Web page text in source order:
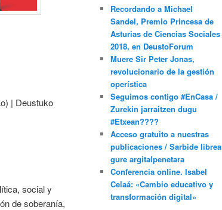
| Deustuko
social y
de soberanía,
Recordando a Michael
Sandel, Premio Princesa de
Asturias de Ciencias Sociales
2018, en DeustoForum
Muere Sir Peter Jonas,
revolucionario de la gestión
operística
Seguimos contigo #EnCasa /
Zurekin jarraitzen dugu
#Etxean????
Acceso gratuito a nuestras
publicaciones / Sarbide librea
gure argitalpenetara
Conferencia online. Isabel
Celaá: «Cambio educativo y
transformación digital»